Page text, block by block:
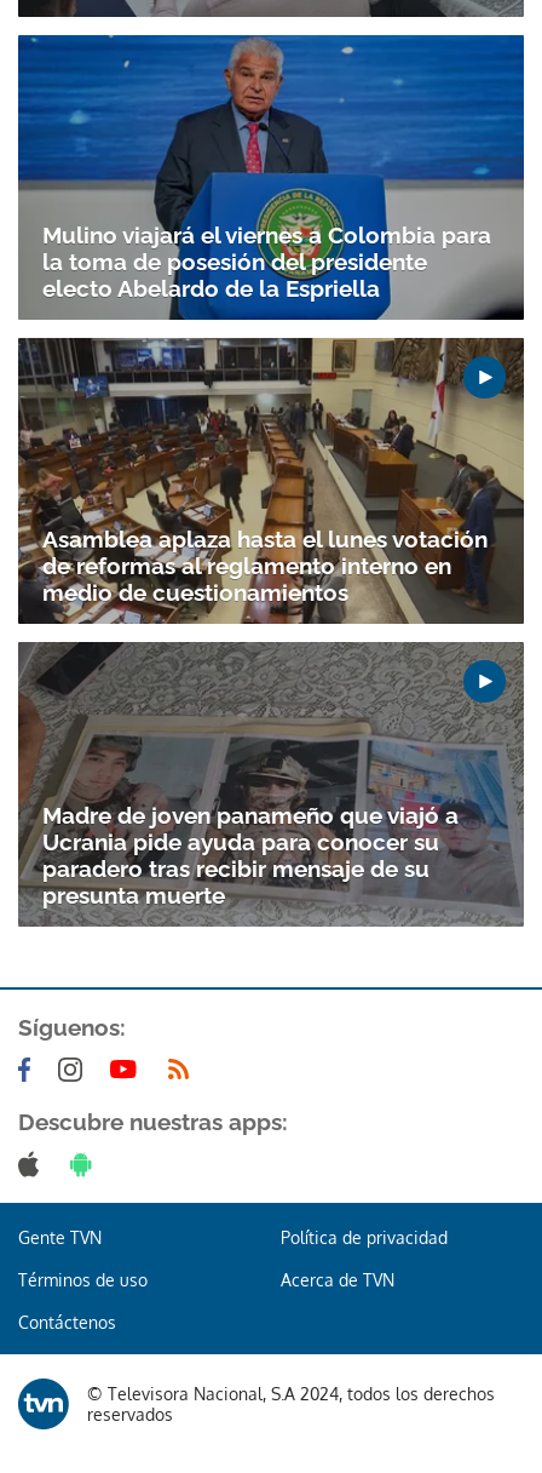
Gracias por suscribirte a nuestro boletín.
ACEPTAR
Mulino viajará el viernes a Colombia para
la toma de posesión del presidente
electo Abelardo de la Espriella
Asamblea aplaza hasta el lunes votación
de reformas al reglamento interno en
medio de cuestionamientos
Madre de joven panameño que viajó a
Ucrania pide ayuda para conocer su
paradero tras recibir mensaje de su
presunta muerte
Síguenos:
Descubre nuestras apps:
Gente TVN Política de privacidad
Términos de uso Acerca de TVN
Contáctenos
© Televisora Nacional, S.A 2024, todos los derechos
reservados